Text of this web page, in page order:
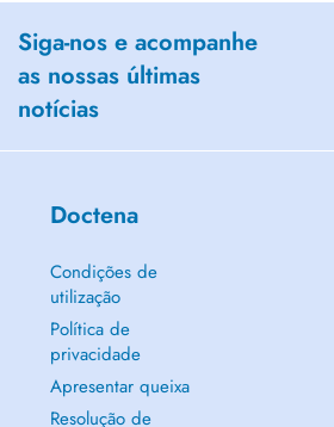
Siga-nos e acompanhe
as nossas últimas
notícias
Doctena
Condições de
utilização
Política de
privacidade
Apresentar queixa
Resolução de